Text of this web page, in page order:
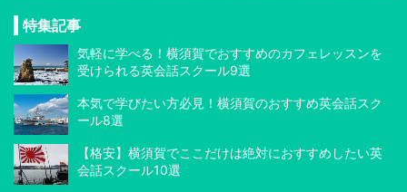
特集記事
気軽に学べる！横須賀でおすすめのカフェレッスンを
受けられる英会話スクール9選
本気で学びたい方必見！横須賀のおすすめ英会話スク
ール8選
【格安】横須賀でここだけは絶対におすすめしたい英
会話スクール10選